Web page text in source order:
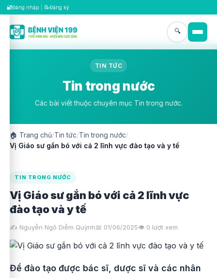
🔐Đăng nhập 📝Đăng ký
🔍
TIN TỨC
Tin trong nước
Các bài viết thuộc chuyên mục Tin trong nước.
🏠 Trang chủ/Tin tức/Tin trong nước/
Vị Giáo sư gắn bó với cả 2 lĩnh vực đào tạo và y tế
TIN TRONG NƯỚC
Vị Giáo sư gắn bó với cả 2 lĩnh vực
đào tạo và y tế
✍️ Nguyễn Ngô Diễm Quỳnh📅 01/06/2025👁️ 0 lượt xem
Để đào tạo được bác sĩ, dược sĩ và các nhân